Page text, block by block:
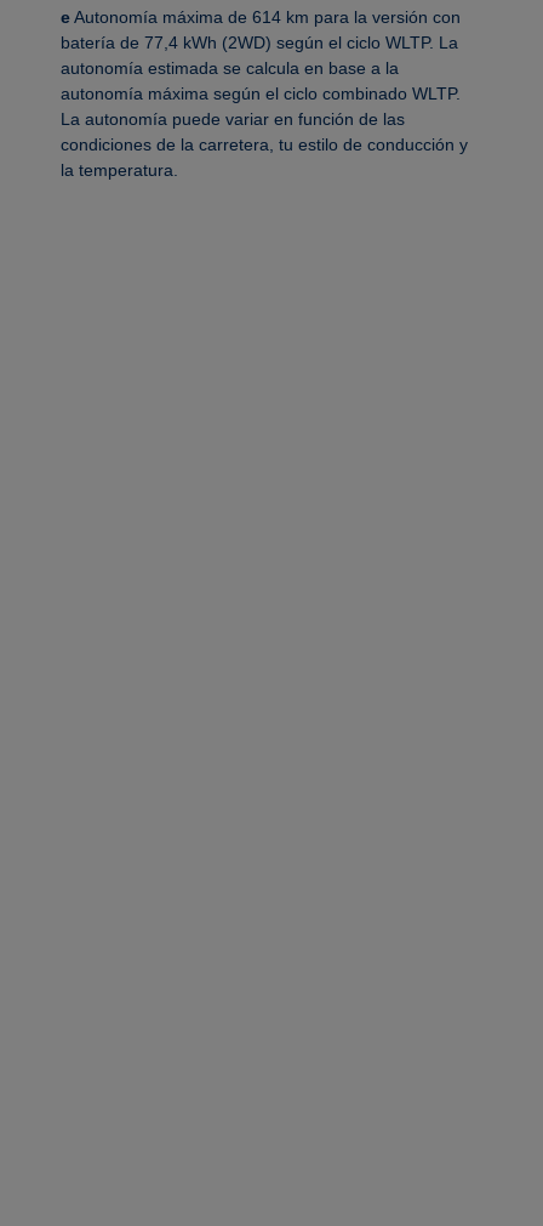
eAutonomía máxima de 614 km para la versión con
batería de 77,4 kWh (2WD) según el ciclo WLTP. La
autonomía estimada se calcula en base a la
autonomía máxima según el ciclo combinado WLTP.
La autonomía puede variar en función de las
condiciones de la carretera, tu estilo de conducción y
la temperatura.